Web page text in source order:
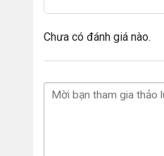
Chưa có đánh giá nào.